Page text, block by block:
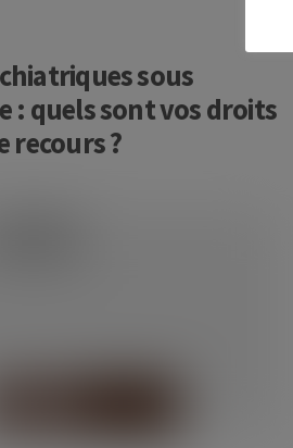
sous
: quels sont vos droits
recours ?